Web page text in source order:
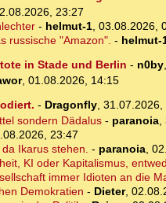
23:27
- helmut-1, 03.08.2026,
russische "Amazon". - helmut-
in Stade und Berlin - n0by,
, 01.08.2026, 14:15
- Dragonfly, 31.07.2026,
sondern Dädalus- paranoia,
23:47
Ikarus stehen. - paranoia,
KI oder Kapitalismus,
immer Idioten an die
Demokratien - Dieter,